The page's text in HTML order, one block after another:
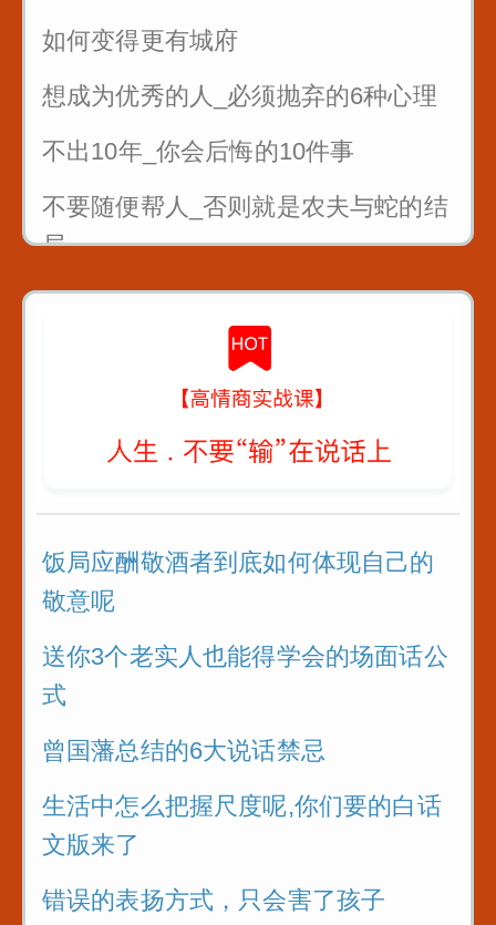
如何变得更有城府
想成为优秀的人_必须抛弃的6种心理
不出10年_你会后悔的10件事
不要随便帮人_否则就是农夫与蛇的结
局
曾国藩4条识人术_教你看人不走眼
对待不同人处世十法则
教你6招_没人能算计你
饭局应酬敬酒者到底如何体现自己的
敬意呢
送你3个老实人也能得学会的场面话公
式
曾国藩总结的6大说话禁忌
生活中怎么把握尺度呢,你们要的白话
文版来了
错误的表扬方式，只会害了孩子